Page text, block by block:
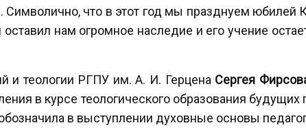
Символично, что в этот год мы празднуем юбилей
нам огромное наследие и его учение
и теологии РГПУ им. А. И. Герцена Сергея
в курсе теологического образования будущих
в выступлении духовные основы